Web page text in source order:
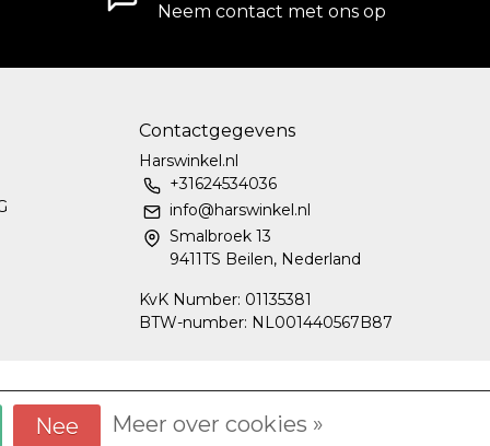
Neem contact met ons op
Contactgegevens
Harswinkel.nl
+31624534036
info@harswinkel.nl
Smalbroek 13
9411TS Beilen, Nederland
KvK Number: 01135381
BTW-number: NL001440567B87
Nee Meer over cookies »